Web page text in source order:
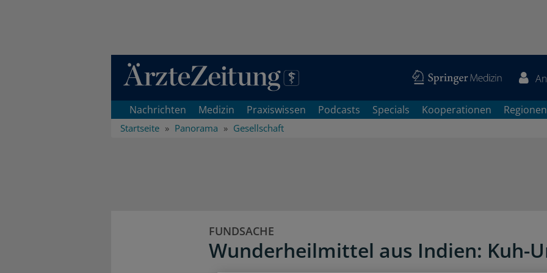
Direkt zum Inhaltsbereich
Nachrichten Medizin Praxiswissen Podcasts Specials Kooperationen Regionen
Startseite Panorama Gesellschaft
FUNDSACHE
Wunderheilmittel aus Indien: Kuh-